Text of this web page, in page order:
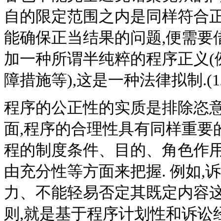
自的限定范围之内是同样符合
能确保正当结果的问题,便需
加一种所谓半纯粹的程序正义
障措施等),这是一种法律拟制
程序的公正性的实质是排除恣
面,程序的合理性具有同样重
程的制度条件、目的、角色作
由充分性等方面来把握. 例如,
力、不能轻易否定其既定内容
则,就是基于程序计划性和诉